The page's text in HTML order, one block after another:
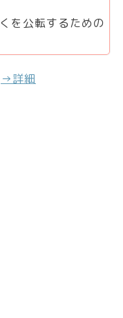
を公転するための
→詳細